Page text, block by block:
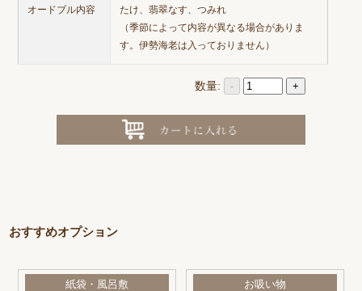
オードブル内容
たけ、翡翠なす、つみれ
（季節によって内容が異なる場合がありま
す。伊勢海老は入っておりません）
数量: - +
おすすめオプション
紙袋・風呂敷 お吸い物